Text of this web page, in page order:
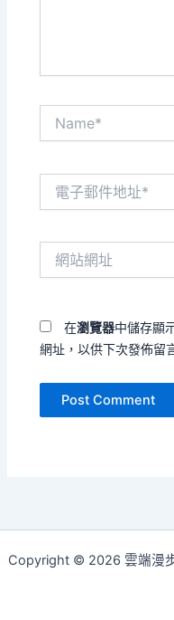
在瀏覽器中儲存顯
網址，以供下次發佈留
Copyright © 2026 雲端漫